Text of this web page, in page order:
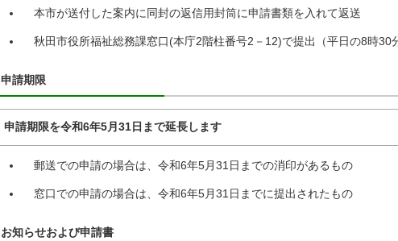
本市が送付した案内に同封の返信用封筒に申請書類を入れて返送
秋田市役所福祉総務課窓口(本庁2階柱番号2－12)で提出（平日の8時30
申請期限
申請期限を令和6年5月31日まで延長します
郵送での申請の場合は、令和6年5月31日までの消印があるもの
窓口での申請の場合は、令和6年5月31日までに提出されたもの
お知らせおよび申請書